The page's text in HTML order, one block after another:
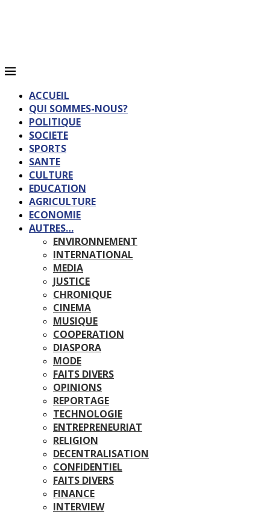
ACCUEIL
QUI SOMMES-NOUS?
POLITIQUE
SOCIETE
SPORTS
SANTE
CULTURE
EDUCATION
AGRICULTURE
ECONOMIE
AUTRES…
ENVIRONNEMENT
INTERNATIONAL
MEDIA
JUSTICE
CHRONIQUE
CINEMA
MUSIQUE
COOPERATION
DIASPORA
MODE
FAITS DIVERS
OPINIONS
REPORTAGE
TECHNOLOGIE
ENTREPRENEURIAT
RELIGION
DECENTRALISATION
CONFIDENTIEL
FAITS DIVERS
FINANCE
INTERVIEW